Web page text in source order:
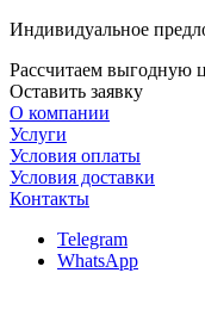
Индивидуальное
Рассчитаем выгодную
Оставить заявку
О компании
Услуги
Условия оплаты
Условия доставки
Контакты
Telegram
WhatsApp